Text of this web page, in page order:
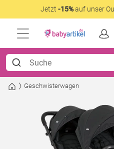
Jetzt -15%auf unser
Geschwisterwagen